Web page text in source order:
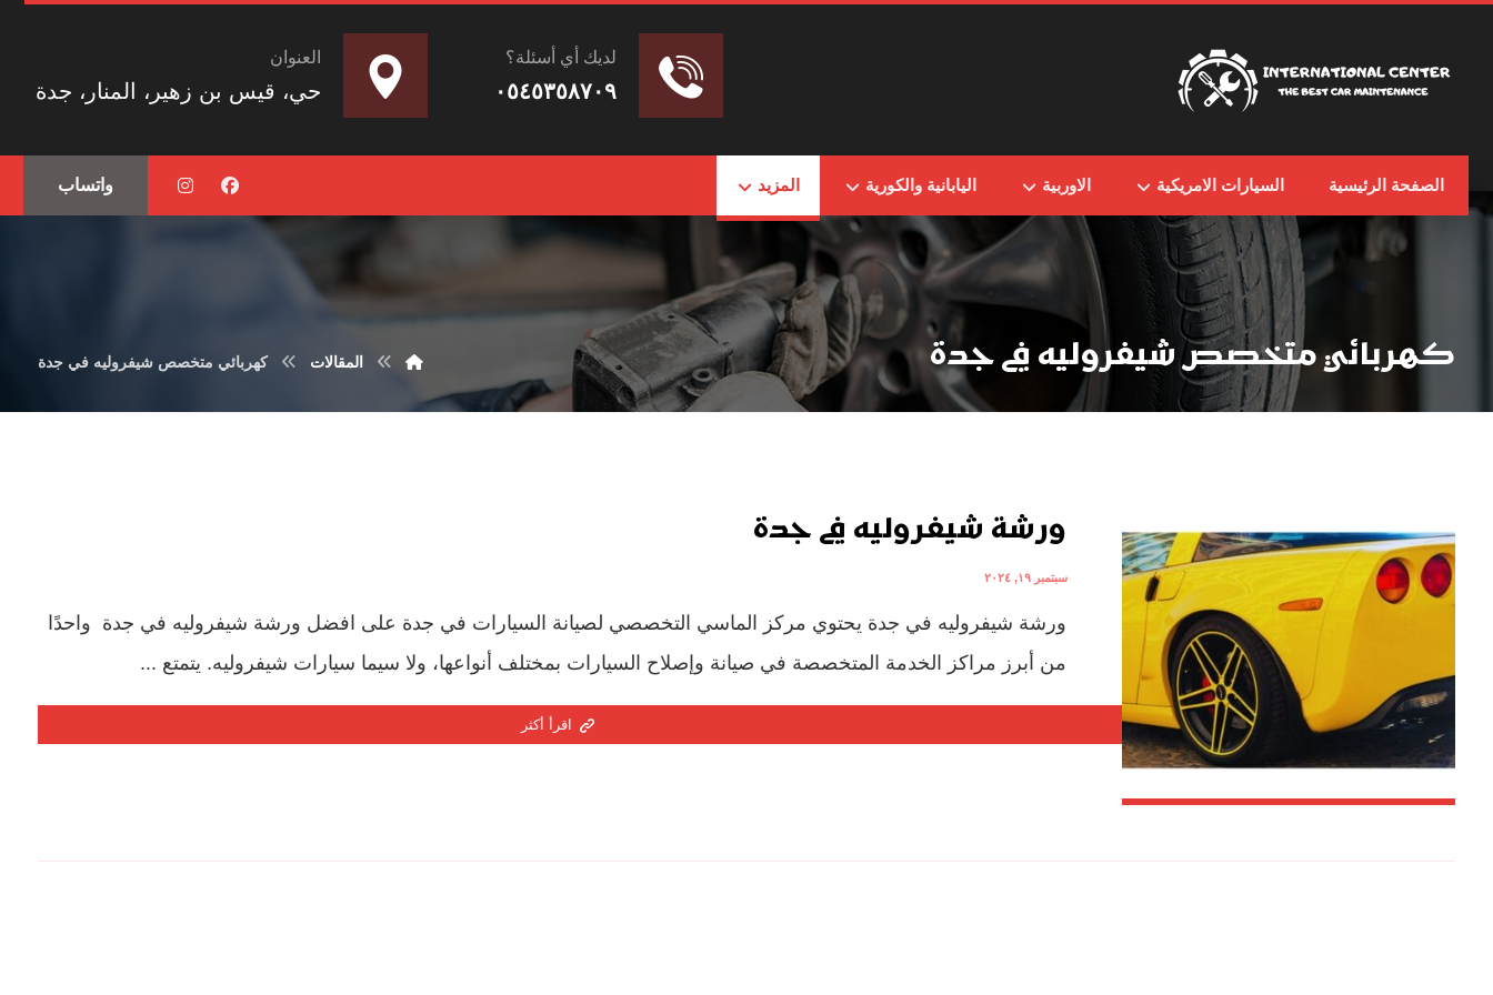
العنوان
حي، قيس بن زهير، المنار، جدة
لديك أي أسئلة؟
٠٥٤٥٣٥٨٧٠٩
الصفحة الرئيسية السيارات الامريكية الاوربية اليابانية والكورية المزيد واتساب
كهربائي متخصص شيفروليه في جدة المقالات كهربائي متخصص شيفروليه في جدة
ورشة شيفروليه في جدة
سبتمبر ١٩, ٢٠٢٤
ورشة شيفروليه في جدة يحتوي مركز الماسي التخصصي لصيانة السيارات في جدة على افضل ورشة شيفروليه في جدة واحدًا
من أبرز مراكز الخدمة المتخصصة في صيانة وإصلاح السيارات بمختلف أنواعها، ولا سيما سيارات شيفروليه. يتمتع ...
اقرأ أكثر